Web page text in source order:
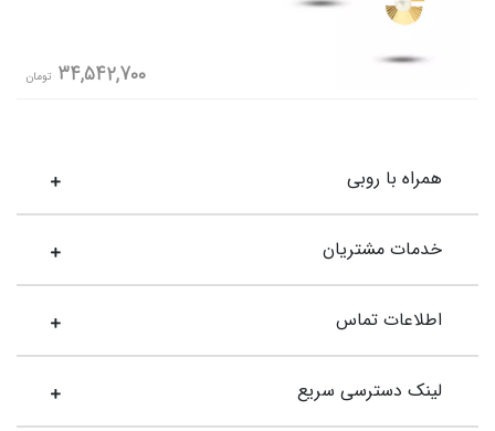
34,542,700 تومان
همراه با روبی
خدمات مشتریان
اطلاعات تماس
لینک دسترسی سریع